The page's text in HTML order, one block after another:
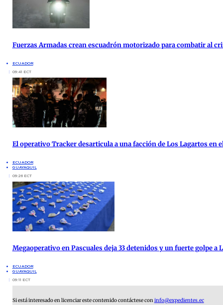
Fuerzas Armadas crean escuadrón motorizado para combatir al
ECUADOR
09:41 ECT
El operativo Tracker desarticula a una facción de Los Lagartos en
ECUADOR
GUAYAQUIL
09:26 ECT
Megaoperativo en Pascuales deja 33 detenidos y un fuerte golpe a
ECUADOR
GUAYAQUIL
09:11 ECT
Si está interesado en licenciar este contenido contáctese con info@expedientes.ec